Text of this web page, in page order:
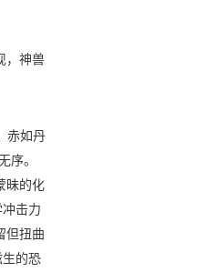
，神兽
赤如丹
。
昧的化
击力
但扭曲
的恐